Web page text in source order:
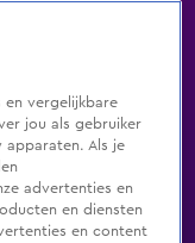
Genres
en vergelijkbare
jou als gebruiker
Als je
advertenties en
en diensten
en content